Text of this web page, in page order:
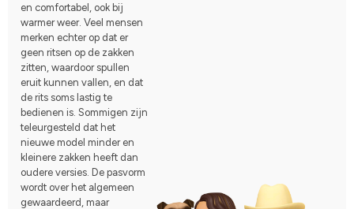
en comfortabel, ook bij
warmer weer. Veel mensen
merken echter op dat er
geen ritsen op de zakken
zitten, waardoor spullen
eruit kunnen vallen, en dat
de rits soms lastig te
bedienen is. Sommigen zijn
teleurgesteld dat het
nieuwe model minder en
kleinere zakken heeft dan
oudere versies. De pasvorm
wordt over het algemeen
gewaardeerd, maar